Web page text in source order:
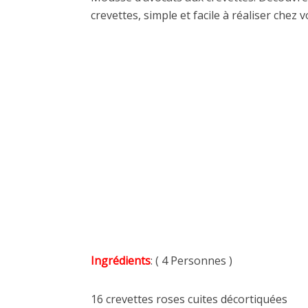
crevettes, simple et facile à réaliser chez
Ingrédients: ( 4 Personnes )
16 crevettes roses cuites décortiquées